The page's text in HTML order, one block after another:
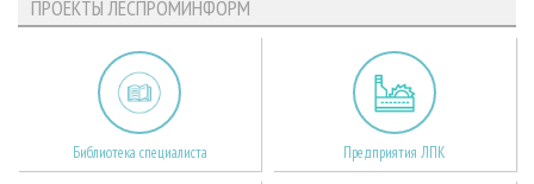
ПРОЕКТЫ ЛЕСПРОМИНФОРМ
Библиотека специалиста Предприятия ЛПК